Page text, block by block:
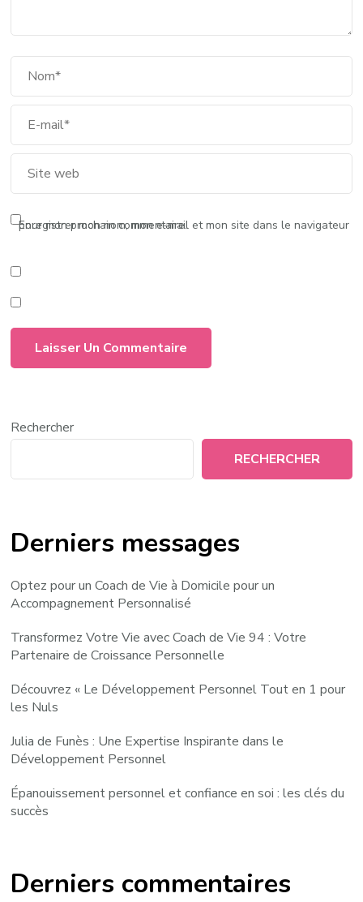
Enregistrer mon nom, mon e-mail et mon site dans le navigateur pour mon prochain commentaire.
Rechercher
RECHERCHER
Derniers messages
Optez pour un Coach de Vie à Domicile pour un
Accompagnement Personnalisé
Transformez Votre Vie avec Coach de Vie 94 : Votre
Partenaire de Croissance Personnelle
Découvrez « Le Développement Personnel Tout en 1 pour
les Nuls
Julia de Funès : Une Expertise Inspirante dans le
Développement Personnel
Épanouissement personnel et confiance en soi : les clés du
succès
Derniers commentaires